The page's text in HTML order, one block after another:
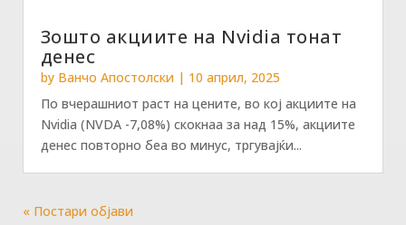
Зошто акциите на Nvidia тонат
денес
by Ванчо Апостолски| 10 април, 2025
По вчерашниот раст на цените, во кој акциите на
Nvidia (NVDA -7,08%) скокнаа за над 15%, акциите
денес повторно беа во минус, тргувајќи...
« Постари објави